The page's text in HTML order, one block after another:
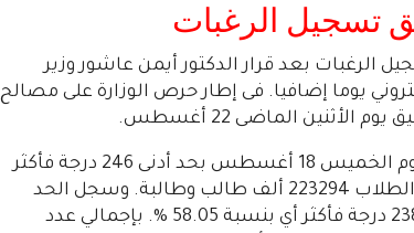
تسجيل الرغبات
الرغبات بعد قرار الدكتور أيمن عاشور وزير
يوما إضافيا. فى إطار حرص الوزارة على مصالح
الماضى 22 أغسطس.
أخيرا انطلقت أعمال المرحلة الثانية للتنسيق يوم الخميس 18 أغسطس بحد أدنى 246 درجة فأكثر
للشعبة العلمية. أي بنسبة 60 % بإجمالي عدد الطلاب 223294 ألف طالب وطالبة. وسجل الحد
الأدنى للشعبة الأدبية بتنسيق المرحلة الثانية 238 درجة فأكثر أي بنسبة 58.05 %. بإجمالي عدد